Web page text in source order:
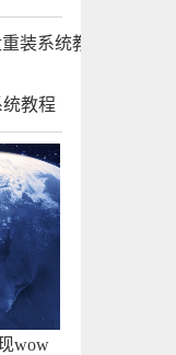
教程
wow